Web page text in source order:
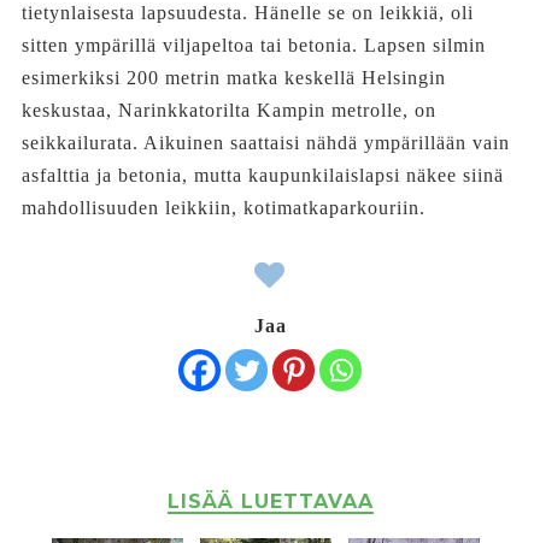
tietynlaisesta lapsuudesta. Hänelle se on leikkiä, oli
sitten ympärillä viljapeltoa tai betonia. Lapsen silmin
esimerkiksi 200 metrin matka keskellä Helsingin
keskustaa, Narinkkatorilta Kampin metrolle, on
seikkailurata. Aikuinen saattaisi nähdä ympärillään vain
asfalttia ja betonia, mutta kaupunkilaislapsi näkee siinä
mahdollisuuden leikkiin, kotimatkaparkouriin.
Jaa
LISÄÄ LUETTAVAA